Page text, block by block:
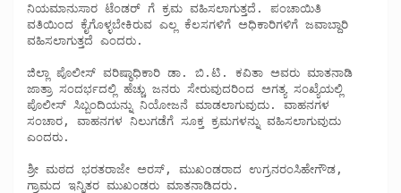
ನಿಯಮಾನುಸಾರ ಟೆಂಡರ್ ಗೆ ಕ್ರಮ ವಹಿಸಲಾಗುತ್ತದೆ. ಪಂಚಾಯಿತಿ
ವತಿಯಿಂದ ಕೈಗೊಳ್ಳಬೇಕಿರುವ ಎಲ್ಲ ಕೆಲಸಗಳಿಗೆ ಅಧಿಕಾರಿಗಳಿಗೆ ಜವಾಬ್ದಾರಿ
ವಹಿಸಲಾಗುತ್ತದೆ ಎಂದರು.
ಜಿಲ್ಲಾ ಪೊಲೀಸ್ ವರಿಷ್ಠಾಧಿಕಾರಿ ಡಾ. ಬಿ.ಟಿ. ಕವಿತಾ ಅವರು ಮಾತನಾಡಿ
ಜಾತ್ರಾ ಸಂದರ್ಭದಲ್ಲಿ ಹೆಚ್ಚು ಜನರು ಸೇರುವುದರಿಂದ ಅಗತ್ಯ ಸಂಖ್ಯೆಯಲ್ಲಿ
ಪೊಲೀಸ್ ಸಿಬ್ಬಂದಿಯನ್ನು ನಿಯೋಜನೆ ಮಾಡಲಾಗುವುದು. ವಾಹನಗಳ
ಸಂಚಾರ, ವಾಹನಗಳ ನಿಲುಗಡೆಗೆ ಸೂಕ್ತ ಕ್ರಮಗಳನ್ನು ವಹಿಸಲಾಗುವುದು
ಎಂದರು.
ಶ್ರೀ ಮಠದ ಭರತರಾಜೇ ಅರಸ್, ಮುಖಂಡರಾದ ಉಗ್ರನರಂಸಿಹೇಗೌಡ,
ಗ್ರಾಮದ ಇನ್ನಿತರ ಮುಖಂಡರು ಮಾತನಾಡಿದರು.